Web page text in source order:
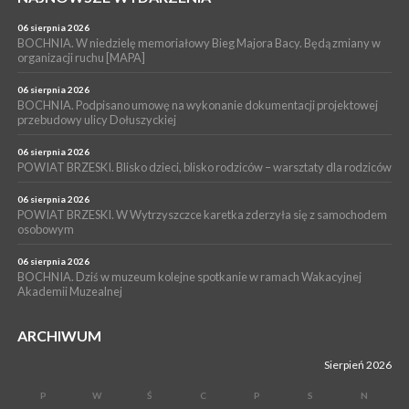
muzyki [PROGRAM KONCERTÓW]
SPORT
BOCHNIA. W niedzielę XXXII Memoriałowy Bieg Majora Bacy!
06 sierpnia 2026
BOCHNIA. W niedzielę memoriałowy Bieg Majora Bacy. Będą zmiany w
organizacji ruchu [MAPA]
06 sierpnia 2026
BOCHNIA. Podpisano umowę na wykonanie dokumentacji projektowej
przebudowy ulicy Dołuszyckiej
06 sierpnia 2026
POWIAT BRZESKI. Blisko dzieci, blisko rodziców – warsztaty dla rodziców
06 sierpnia 2026
POWIAT BRZESKI. W Wytrzyszczce karetka zderzyła się z samochodem
osobowym
06 sierpnia 2026
BOCHNIA. Dziś w muzeum kolejne spotkanie w ramach Wakacyjnej
Akademii Muzealnej
ARCHIWUM
Sierpień 2026
P W Ś C P S N